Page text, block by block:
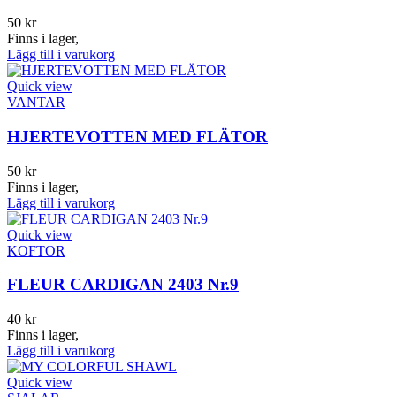
50 kr
Finns i lager,
Lägg till i varukorg
Quick view
VANTAR
HJERTEVOTTEN MED FLÄTOR
50 kr
Finns i lager,
Lägg till i varukorg
Quick view
KOFTOR
FLEUR CARDIGAN 2403 Nr.9
40 kr
Finns i lager,
Lägg till i varukorg
Quick view